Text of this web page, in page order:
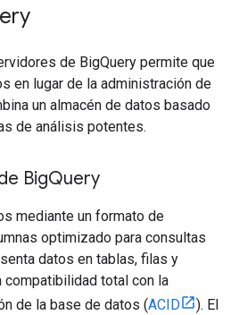
de BigQuery permite que
en lugar de la administración de
un almacén de datos basado
de análisis potentes.
BigQuery
mediante un formato de
optimizado para consultas
datos en tablas, filas y
compatibilidad total con la
de la base de datos (ACID
). El